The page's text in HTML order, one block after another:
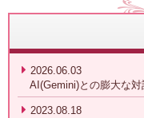
2026.06.03
AI(Gemini)との膨大な
2023.08.18